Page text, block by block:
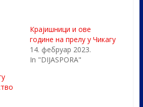
Крајишници и ове
године на прелу у Чикагу
14. фебруар 2023.
In "DIJASPORA"